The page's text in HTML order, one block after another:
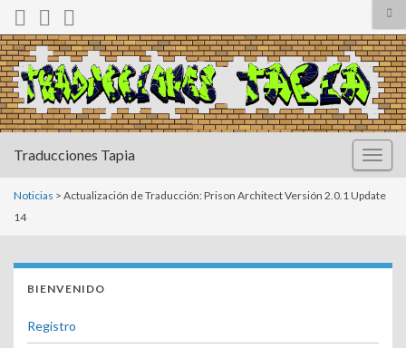
de
Search for:
Traducciones Tapia
Noticias > Actualización de Traducción: Prison Architect Versión 2.0.1 Update
14
BIENVENIDO
Registro